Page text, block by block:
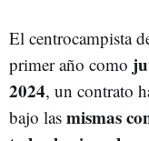
El centrocampista
primer año como
2024, un contrato
bajo las mismas